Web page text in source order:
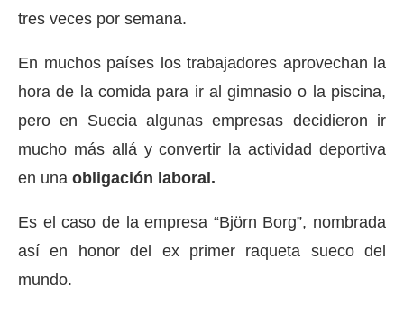
tres veces por semana.
En muchos países los trabajadores aprovechan la
hora de la comida para ir al gimnasio o la piscina,
pero en Suecia algunas empresas decidieron ir
mucho más allá y convertir la actividad deportiva
en una obligación laboral.
Es el caso de la empresa “Björn Borg”, nombrada
así en honor del ex primer raqueta sueco del
mundo.